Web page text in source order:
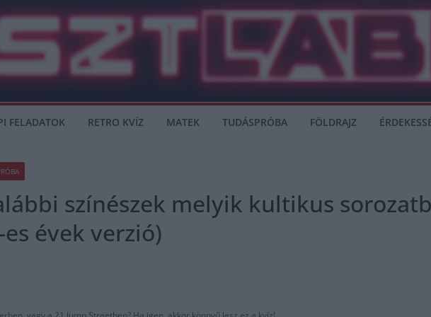
FELADATOK RETRO KVÍZ MATEK TUDÁSPRÓBA FÖLDRAJZ
színészek melyik kultikus
es évek verzió)